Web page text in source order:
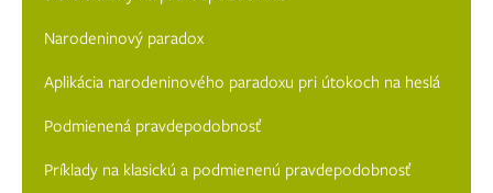
Narodeninový paradox
Aplikácia narodeninového paradoxu pri útokoch na heslá
Podmienená pravdepodobnosť
Príklady na klasickú a podmienenú pravdepodobnosť